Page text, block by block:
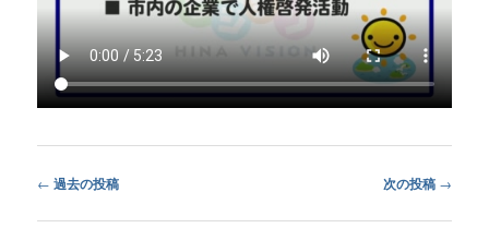
Post
← 過去の投稿 次の投稿 →